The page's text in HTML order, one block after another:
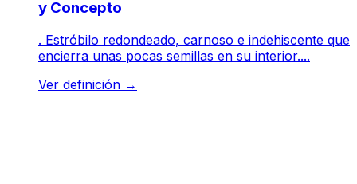
y Concepto
. Estróbilo redondeado, carnoso e indehiscente que
encierra unas pocas semillas en su interior....
Ver definición →